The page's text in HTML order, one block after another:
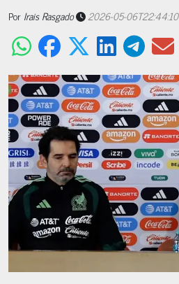
Por Irais Rasgado 2026-05-06T22:44:10